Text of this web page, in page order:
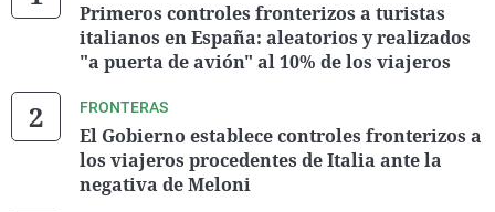
Primeros controles fronterizos a turistas
italianos en España: aleatorios y realizados
"a puerta de avión" al 10% de los viajeros
FRONTERAS
El Gobierno establece controles fronterizos a
los viajeros procedentes de Italia ante la
negativa de Meloni